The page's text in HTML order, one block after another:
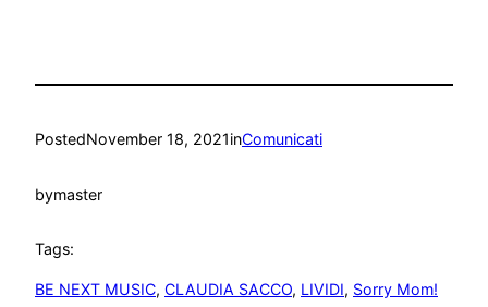
PostedNovember 18, 2021inComunicati
bymaster
Tags:
BE NEXT MUSIC, CLAUDIA SACCO, LIVIDI, Sorry Mom!